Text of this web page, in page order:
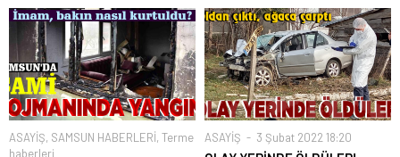
ASAYİŞ, SAMSUN HABERLERİ, Terme
haberleri
ASAYİŞ 3 Şubat 2022 18:20